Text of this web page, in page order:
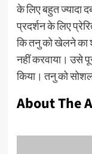
के लिए बहुत ज्यादा
प्रदर्शन के लिए
कि तनु को खेलने का
नहीं करवाया। उसे
किया। तनु को सोशल
About The